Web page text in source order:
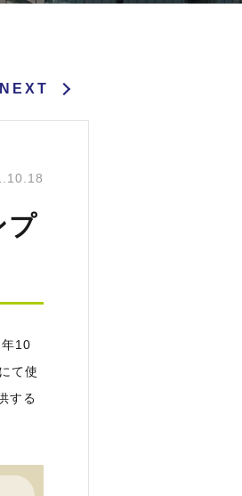
NEXT
プ
10
て使
する